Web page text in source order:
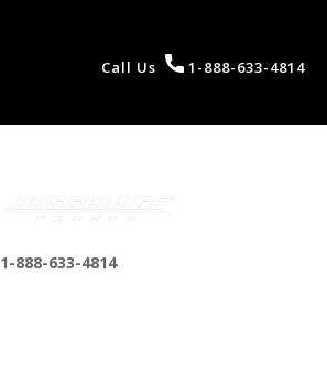
Call Us 1-888-633-4814
1-888-633-4814